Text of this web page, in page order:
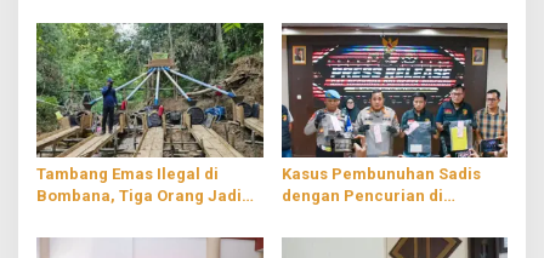
Tambang Emas Ilegal di
Bombana, Tiga Orang Jadi
Kasus Pembunuhan Sadis
dengan Pencurian di